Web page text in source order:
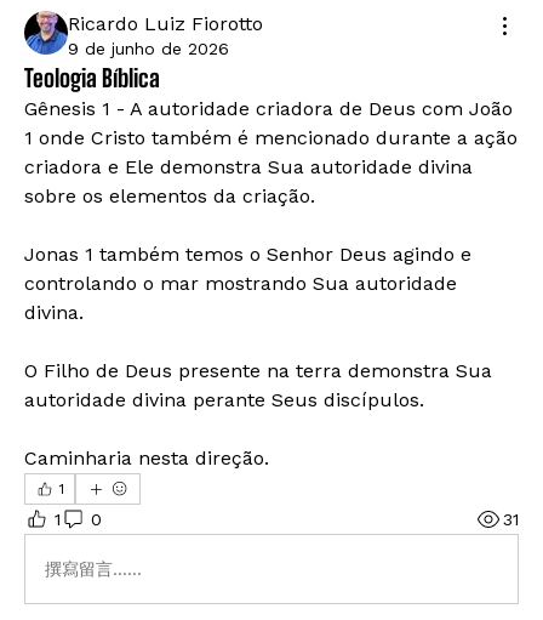
Ricardo Luiz Fiorotto
9 de junho de 2026
Teologia Bíblica
Gênesis 1 - A autoridade criadora de Deus com João
1 onde Cristo também é mencionado durante a ação
criadora e Ele demonstra Sua autoridade divina
sobre os elementos da criação.
Jonas 1 também temos o Senhor Deus agindo e
controlando o mar mostrando Sua autoridade
divina.
O Filho de Deus presente na terra demonstra Sua
autoridade divina perante Seus discípulos.
Caminharia nesta direção.
1
1 0 31
撰寫留言......